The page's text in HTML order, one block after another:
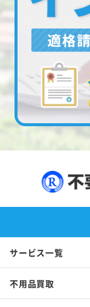
サービス一覧
不用品買取